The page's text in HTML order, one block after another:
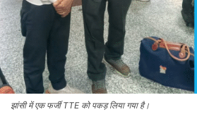
झांसी में एक फर्जी TTE को पकड़ लिया गया है।